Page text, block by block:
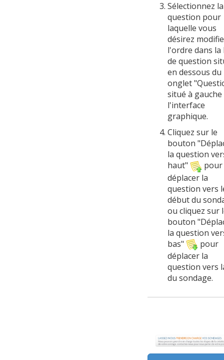
Sélectionnez la
question pour
laquelle vous
désirez
l'ordre dans la
de question
en dessous
onglet
situé à gauche
l'interface
graphique.
Cliquez sur le
bouton
la question
haut"
pour
déplacer la
question vers
début du
ou cliquez sur
bouton
la question
bas"
pour
déplacer la
question vers
du sondage.